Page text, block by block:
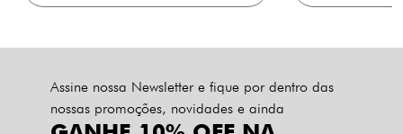
Assine nossa Newsletter e fique por dentro das
nossas promoções, novidades e ainda